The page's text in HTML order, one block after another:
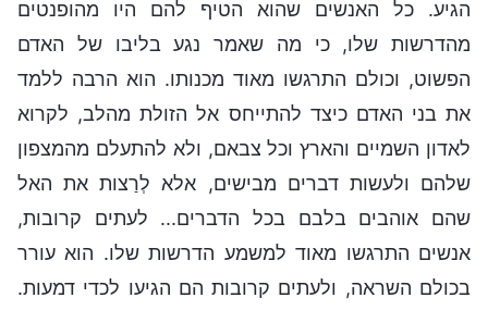
הגיע. כל האנשים שהוא הטיף להם היו מהופנטים
מהדרשות שלו, כי מה שאמר נגע בליבו של האדם
הפשוט, וכולם התרגשו מאוד מכנותו. הוא הרבה ללמד
את בני האדם כיצד להתייחס אל הזולת מהלב, לקרוא
לאדון השמיים והארץ וכל צבאם, ולא להתעלם מהמצפון
שלהם ולעשות דברים מבישים, אלא לְרַצות את האל
שהם אוהבים בלבם בכל הדברים... לעתים קרובות,
אנשים התרגשו מאוד למשמע הדרשות שלו. הוא עורר
בכולם השראה, ולעתים קרובות הם הגיעו לכדי דמעות.